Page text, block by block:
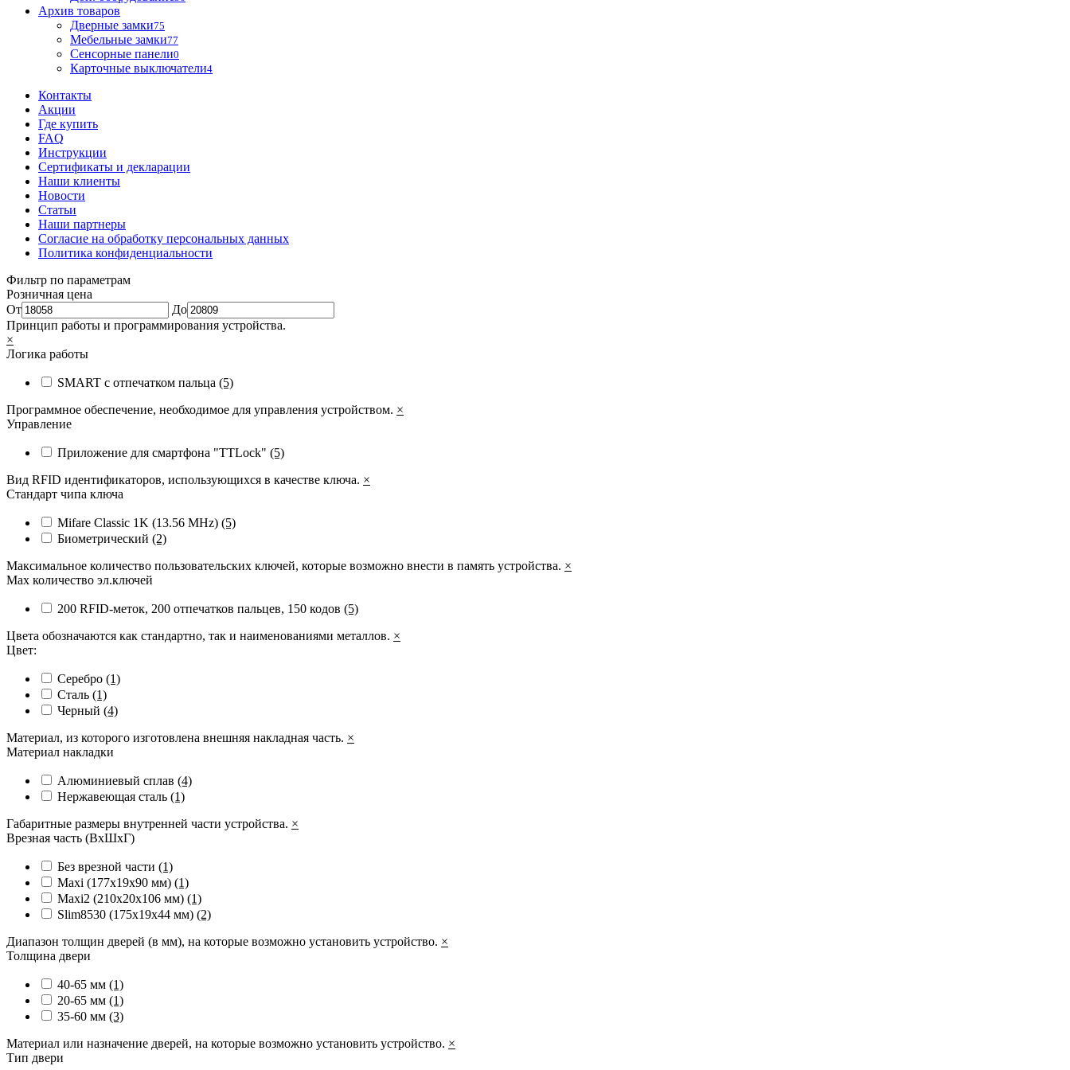
Архив товаров
Дверные замки75
Мебельные замки77
Сенсорные панели0
Карточные выключатели4
Контакты
Акции
Где купить
FAQ
Инструкции
Сертификаты и декларации
Наши клиенты
Новости
Статьи
Наши партнеры
Согласие на обработку персональных данных
Политика конфиденциальности
Фильтр по параметрам
Розничная цена
От
До
Принцип работы и программирования устройства.
×
Логика работы
SMART с отпечатком пальца (5)
Программное обеспечение, необходимое для управления устройством. ×
Управление
Приложение для смартфона "TTLock" (5)
Вид RFID идентификаторов, использующихся в качестве ключа. ×
Стандарт чипа ключа
Mifare Classic 1K (13.56 MHz) (5)
Биометрический (2)
Максимальное количество пользовательских ключей, которые возможно внести в память устройства. ×
Max количество эл.ключей
200 RFID-меток, 200 отпечатков пальцев, 150 кодов (5)
Цвета обозначаются как стандартно, так и наименованиями металлов. ×
Цвет:
Серебро (1)
Сталь (1)
Черный (4)
Материал, из которого изготовлена внешняя накладная часть. ×
Материал накладки
Алюминиевый сплав (4)
Нержавеющая сталь (1)
Габаритные размеры внутренней части устройства. ×
Врезная часть (ВхШхГ)
Без врезной части (1)
Maxi (177х19х90 мм) (1)
Maxi2 (210х20х106 мм) (1)
Slim8530 (175x19x44 мм) (2)
Диапазон толщин дверей (в мм), на которые возможно установить устройство. ×
Толщина двери
40-65 мм (1)
20-65 мм (1)
35-60 мм (3)
Материал или назначение дверей, на которые возможно установить устройство. ×
Тип двери